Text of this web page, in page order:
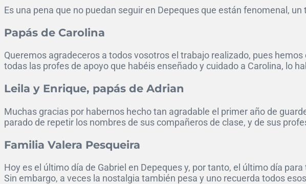
Es una pena que no puedan seguir en Depeques que están fenomenal,
Papás de Carolina
Queremos agradeceros a todos vosotros el trabajo realizado, pues
todas las profes de apoyo que habéis enseñado y cuidado a Carolina, lo
Leila y Enrique, papás de Adrian
Muchas gracias por habernos hecho tan agradable el primer año de
parado de repetir los nombres de sus compañeros de clase, y de sus
Familia Valera Pesqueira
Hoy es el último día de Gabriel en Depeques y, por tanto, el último día
Sin embargo, a veces la nostalgia también pesa y uno recuerda todos